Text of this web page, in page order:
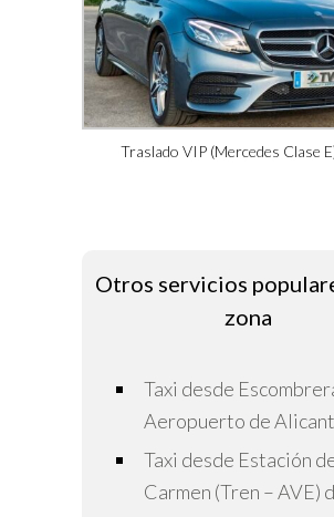
Traslado VIP (Mercedes Clase
Otros servicios
zona
Taxi desde
Aeropuerto de
Taxi desde Estación
Carmen (Tren – AVE)